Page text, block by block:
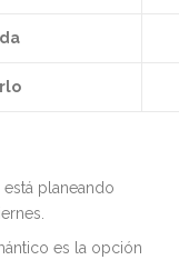
planeando
es la opción